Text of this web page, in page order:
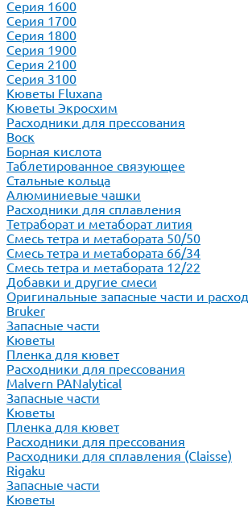
Серия 1600
Серия 1700
Серия 1800
Серия 1900
Серия 2100
Серия 3100
Кюветы Fluxana
Кюветы Экросхим
Расходники для прессования
Воск
Борная кислота
Таблетированное связующее
Стальные кольца
Алюминиевые чашки
Расходники для сплавления
Тетраборат и метаборат лития
Смесь тетра и метабората 50/50
Смесь тетра и метабората 66/34
Смесь тетра и метабората 12/22
Добавки и другие смеси
Оригинальные запасные части и
Bruker
Запасные части
Кюветы
Пленка для кювет
Расходники для прессования
Malvern PANalytical
Запасные части
Кюветы
Пленка для кювет
Расходники для прессования
Расходники для сплавления (Claisse)
Rigaku
Запасные части
Кюветы